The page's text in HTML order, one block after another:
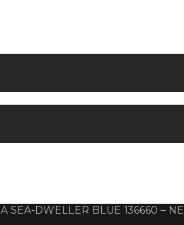
SEA-DWELLER BLUE 136660 –